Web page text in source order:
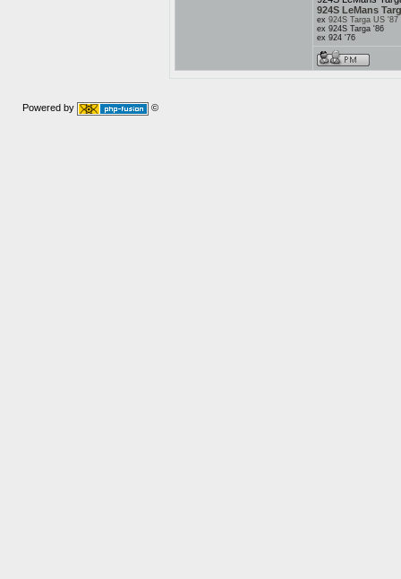
924S LeMans
ex 924S Targa US '87
ex 924S Targa '86
ex 924 '76
Powered by ©